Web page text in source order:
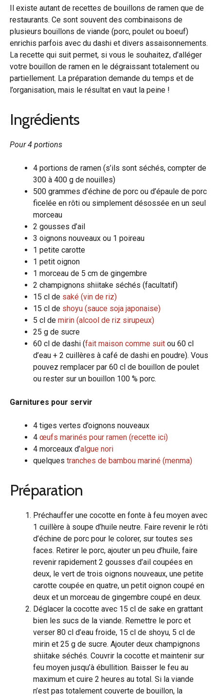
Il existe autant de recettes de bouillons de ramen que de
restaurants. Ce sont souvent des combinaisons de
plusieurs bouillons de viande (porc, poulet ou boeuf)
enrichis parfois avec du dashi et divers assaisonnements.
La recette qui suit permet, si vous le souhaitez, d’alléger
votre bouillon de ramen en le dégraissant totalement ou
partiellement. La préparation demande du temps et de
l’organisation, mais le résultat en vaut la peine !
Ingrédients
Pour 4 portions
4 portions de ramen (s’ils sont séchés, compter de
300 à 400 g de nouilles)
500 grammes d’échine de porc ou d’épaule de porc
ficelée en rôti ou simplement désossée en un seul
morceau
2 gousses d’ail
3 oignons nouveaux ou 1 poireau
1 petite carotte
1 petit oignon
1 morceau de 5 cm de gingembre
2 champignons shiitake séchés (facultatif)
15 cl de saké (vin de riz)
15 cl de shoyu (sauce soja japonaise)
5 cl de mirin (alcool de riz sirupeux)
25 g de sucre
60 cl de dashi (fait maison comme suit ou 60 cl
d’eau + 2 cuillères à café de dashi en poudre). Vous
pouvez remplacer par 60 cl de bouillon de poulet
ou rester sur un bouillon 100 % porc.
Garnitures pour servir
4 tiges vertes d’oignons nouveaux
4 œufs marinés pour ramen (recette ici)
4 morceaux d’algue nori
quelques tranches de bambou mariné (menma)
Préparation
Préchauffer une cocotte en fonte à feu moyen avec
1 cuillère à soupe d’huile neutre. Faire revenir le rôti
d’échine de porc pour le colorer, sur toutes ses
faces. Retirer le porc, ajouter un peu d’huile, faire
revenir rapidement 2 gousses d’ail coupées en
deux, le vert de trois oignons nouveaux, une petite
carotte coupée en quatre, un petit oignon coupé en
deux et un morceau de gingembre coupé en deux.
Déglacer la cocotte avec 15 cl de sake en grattant
bien les sucs de la viande. Remettre le porc et
verser 80 cl d’eau froide, 15 cl de shoyu, 5 cl de
mirin et 25 g de sucre. Ajouter deux champignons
shiitake séchés. Couvrir la cocotte et maintenir sur
feu moyen jusqu’à ébullition. Baisser le feu au
maximum et cuire 2 heures au total. Si la viande
n’est pas totalement couverte de bouillon, la